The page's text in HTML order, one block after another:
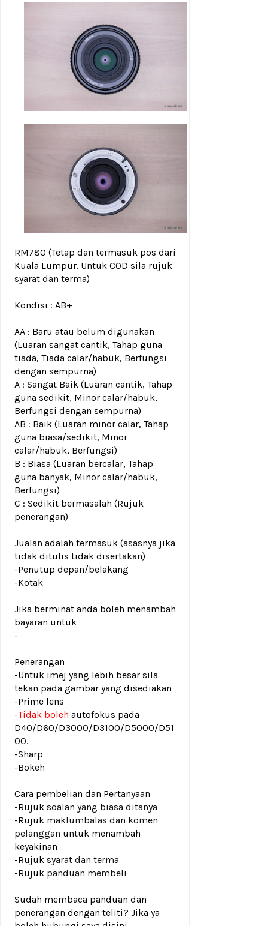
RM780 (Tetap dan termasuk pos dari
Kuala Lumpur. Untuk COD sila rujuk
syarat dan terma)
Kondisi : AB+
AA : Baru atau belum digunakan
(Luaran sangat cantik, Tahap guna
tiada, Tiada calar/habuk, Berfungsi
dengan sempurna)
A : Sangat Baik (Luaran cantik, Tahap
guna sedikit, Minor calar/habuk,
Berfungsi dengan sempurna)
AB : Baik (Luaran minor calar, Tahap
guna biasa/sedikit, Minor
calar/habuk, Berfungsi)
B : Biasa (Luaran bercalar, Tahap
guna banyak, Minor calar/habuk,
Berfungsi)
C : Sedikit bermasalah (Rujuk
penerangan)
Jualan adalah termasuk (asasnya jika
tidak ditulis tidak disertakan)
-Penutup depan/belakang
-Kotak
Jika berminat anda boleh menambah
bayaran untuk
-
Penerangan
-Untuk imej yang lebih besar sila
tekan pada gambar yang disediakan
-Prime lens
-Tidak boleh autofokus pada
D40/D60/D3000/D3100/D5000/D51
00.
-Sharp
-Bokeh
Cara pembelian dan Pertanyaan
-Rujuk soalan yang biasa ditanya
-Rujuk maklumbalas dan komen
pelanggan untuk menambah
keyakinan
-Rujuk syarat dan terma
-Rujuk panduan membeli
Sudah membaca panduan dan
penerangan dengan teliti? Jika ya